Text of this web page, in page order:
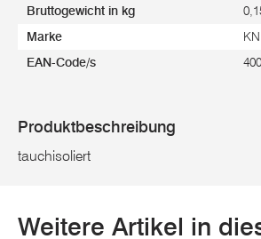
Bruttogewicht in kg
Marke
EAN-Code/s
Produktbeschreibung
tauchisoliert
Weitere Artikel in